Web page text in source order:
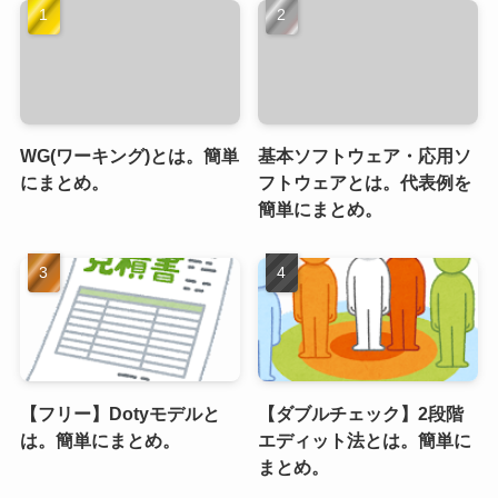
WG(ワーキング)とは。簡単
にまとめ。
基本ソフトウェア・応用ソ
フトウェアとは。代表例を
簡単にまとめ。
【フリー】Dotyモデルと
は。簡単にまとめ。
【ダブルチェック】2段階
エディット法とは。簡単に
まとめ。